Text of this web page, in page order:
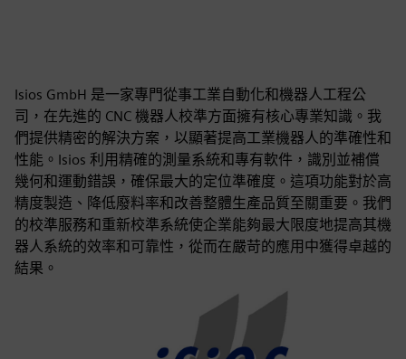
Isios GmbH 是一家專門從事工業自動化和機器人工程公
司，在先進的 CNC 機器人校準方面擁有核心專業知識。我
們提供精密的解決方案，以顯著提高工業機器人的準確性和
性能。Isios 利用精確的測量系統和專有軟件，識別並補償
幾何和運動錯誤，確保最大的定位準確度。這項功能對於高
精度製造、降低廢料率和改善整體生產品質至關重要。我們
的校準服務和重新校準系統使企業能夠最大限度地提高其機
器人系統的效率和可靠性，從而在嚴苛的應用中獲得卓越的
結果。